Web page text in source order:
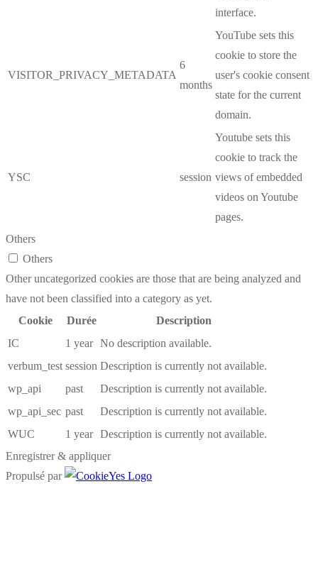
interface.
VISITOR_PRIVACY_METADATA
6
months
YouTube sets this
cookie to store the
user's cookie consent
state for the current
domain.
YSC session
Youtube sets this
cookie to track the
views of embedded
videos on Youtube
pages.
Others
Others
Other uncategorized cookies are those that are being analyzed and
have not been classified into a category as yet.
Cookie
Durée
Description
IC
1 year No description available.
verbum_test session Description is currently not available.
wp_api
past
Description is currently not available.
wp_api_sec past
Description is currently not available.
WUC
1 year Description is currently not available.
Enregistrer & appliquer
Propulsé par